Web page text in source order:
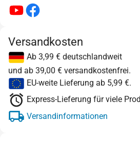
Versandkosten
Ab 3,99 € deutschlandweit
und ab 39,00 € versandkostenfrei.
EU-weite Lieferung ab 5,99 €.
Express-Lieferung für viele
Versandinformationen